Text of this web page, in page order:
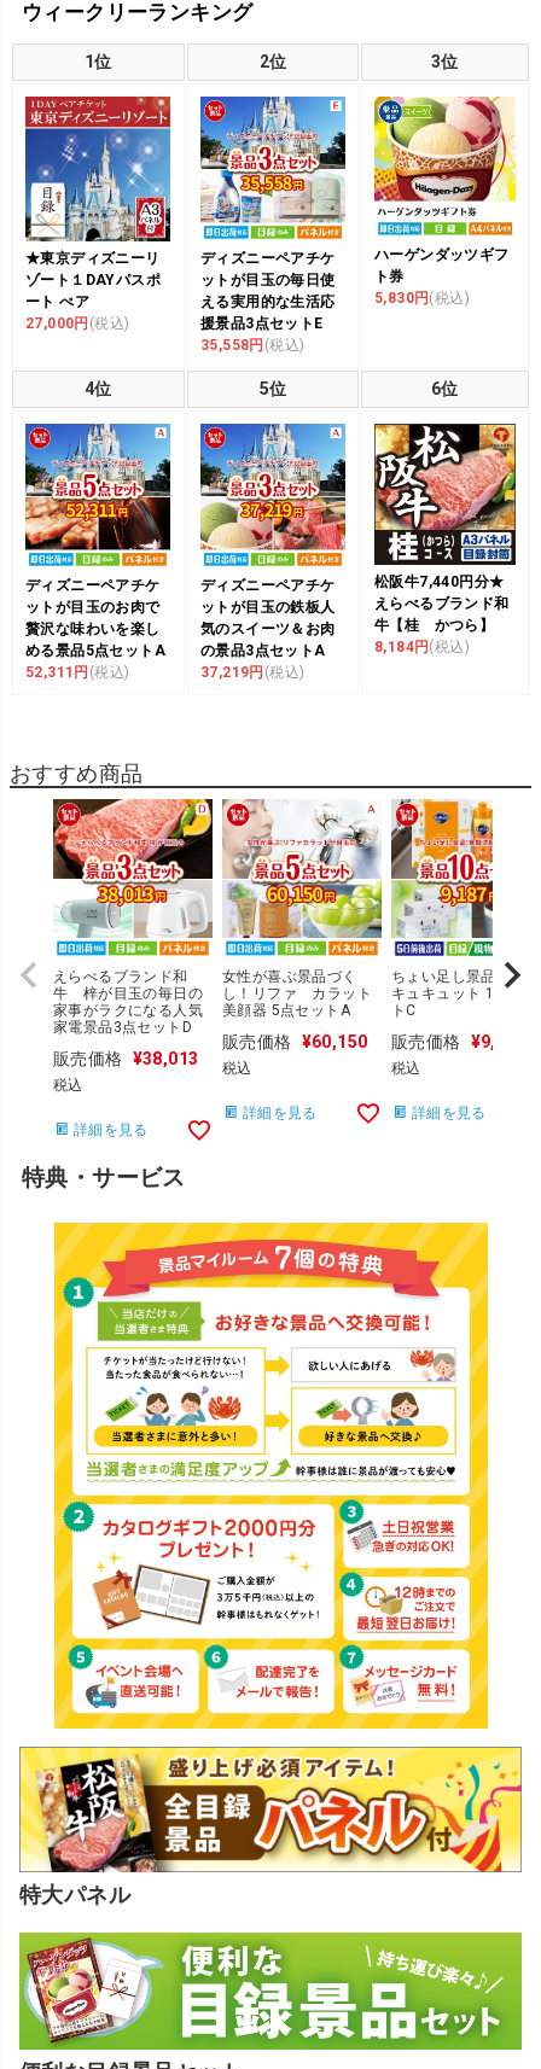
ウィークリーランキング
1位 2位 3位
★東京ディズニーリ
ゾート１DAYパスポ
ート ぺア
27,000円 (税込)
ディズニーペアチケ
ットが目玉の毎日使
える実用的な生活応
援景品3点セットE
35,558円 (税込)
ハーゲンダッツギフ
ト券
5,830円 (税込)
4位 5位 6位
ディズニーペアチケ
ットが目玉のお肉で
贅沢な味わいを楽し
める景品5点セットA
52,311円 (税込)
ディズニーペアチケ
ットが目玉の鉄板人
気のスイーツ＆お肉
の景品3点セットA
37,219円 (税込)
松阪牛7,440円分★
えらべるブランド和
牛【桂 かつら】
8,184円 (税込)
おすすめ商品
えらべるブランド和
牛 梓が目玉の毎日の
家事がラクになる人気
家電景品3点セットD
販売価格 ¥38,013
税込
詳細を見る
女性が喜ぶ景品づく
し！リファ カラット
美顔器 5点セットA
販売価格 ¥60,150
税込
詳細を見る
ちょい足し景品 花
キュキュット 10点セ
トC
販売価格 ¥9,187
税込
詳細を見る
特典・サービス
特大パネル